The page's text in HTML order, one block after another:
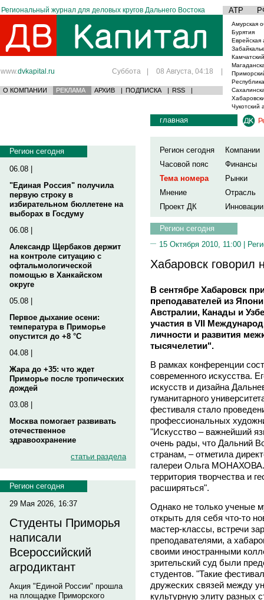
Региональный журнал для деловых кругов Дальнего Востока АТР
www.dvkapital.ru Суббота | 08 Августа, 04:18 |
О КОМПАНИИ РЕКЛАМА АРХИВ | ПОДПИСКА | RSS |
Амурская
Бурятия
Еврейская
Чукотский
Регион сегодня
06.08 |
"Единая Россия" получила
первую строку в
избирательном бюллетене на
выборах в Госдуму
06.08 |
Александр Щербаков держит
на контроле ситуацию с
офтальмологической
помощью в Ханкайском
округе
05.08 |
Первое дыхание осени:
температура в Приморье
опустится до +8 °C
04.08 |
Жара до +35: что ждет
Приморье после тропических
дождей
03.08 |
Москва помогает развивать
отечественное
здравоохранение
статьи раздела
Регион сегодня
29 Мая 2026, 16:37
Студенты Приморья
написали
Всероссийский
агродиктант
Акция "Единой России" прошла
на площадке Приморского
главная
Регион сегодня
Компании
Часовой пояс
Финансы
Тема номера
Рынки
Мнение
Отрасль
Проект ДК
Инновации
Регион сегодня
15 Октября 2010, 11:00 |
Хабаровск говорил
В сентябре Хабаровск
преподавателей из
Австралии, Канады и
участия в VII
личности и развития
тысячелетии".
В рамках конференции
современного искусства.
искусств и дизайна
гуманитарного
фестиваля стало
профессиональных
"Искусство – важнейший
очень рады, что Дальний
странам, – отметила
галереи Ольга
территория творчества и
расширяться".
Однако не только ученые
открыть для себя что-то
мастер-классы, встречи
преподавателями, а
своими иностранными
зрительский суд были
студентов. "Такие
дружеских связей между
культурную элиту разных